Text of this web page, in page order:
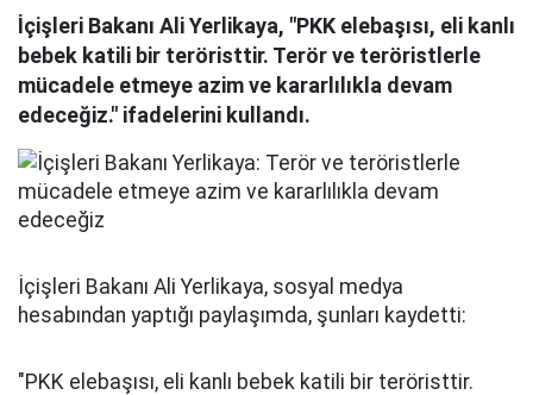
İçişleri Bakanı Ali Yerlikaya, "PKK elebaşısı, eli kanlı
bebek katili bir teröristtir. Terör ve teröristlerle
mücadele etmeye azim ve kararlılıkla devam
edeceğiz." ifadelerini kullandı.
İçişleri Bakanı Ali Yerlikaya, sosyal medya
hesabından yaptığı paylaşımda, şunları kaydetti:
"PKK elebaşısı, eli kanlı bebek katili bir teröristtir.